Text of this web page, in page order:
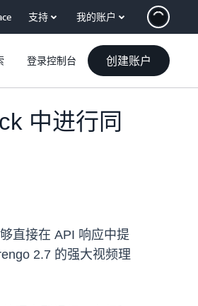
支持 我的账户
登录控制台 创建账户
中进行同
直接在 API 响应中提
2.7 的强大视频理